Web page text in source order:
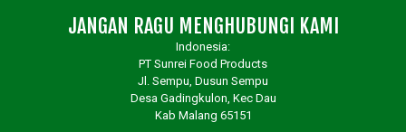
JANGAN RAGU MENGHUBUNGI KAMI
Indonesia:
PT Sunrei Food Products
Jl. Sempu, Dusun Sempu
Desa Gadingkulon, Kec Dau
Kab Malang 65151